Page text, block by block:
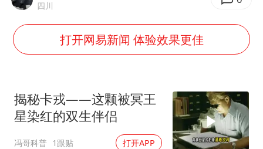
女子网购名牌包发现是自己丢的那只
女儿为争财产堵门阻挠父亲出殡
戚薇谈把脸交给AI
多个明星演唱会取消
习近平心系体育强国建设
四川
打开网易新闻 体验效果更佳
揭秘卡戎——这颗被冥王
星染红的双生伴侣
冯哥科普 1跟贴 打开APP